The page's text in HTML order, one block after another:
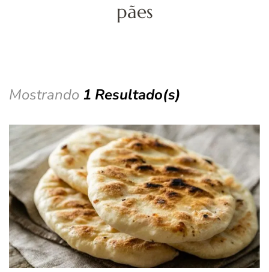
pães
Mostrando 1 Resultado(s)